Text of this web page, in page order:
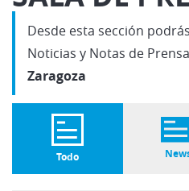
Desde esta sección
Noticias y Notas de
Zaragoza
Todo